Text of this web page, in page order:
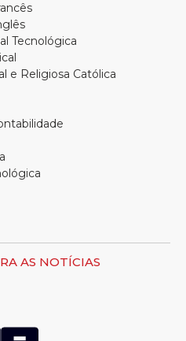
Tecnológica
e Religiosa Católica
AS NOTÍCIAS